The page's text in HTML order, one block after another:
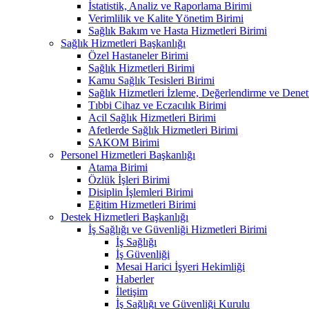
İstatistik, Analiz ve Raporlama Birimi
Verimlilik ve Kalite Yönetim Birimi
Sağlık Bakım ve Hasta Hizmetleri Birimi
Sağlık Hizmetleri Başkanlığı
Özel Hastaneler Birimi
Sağlık Hizmetleri Birimi
Kamu Sağlık Tesisleri Birimi
Sağlık Hizmetleri İzleme, Değerlendirme ve
Tıbbi Cihaz ve Eczacılık Birimi
Acil Sağlık Hizmetleri Birimi
Afetlerde Sağlık Hizmetleri Birimi
SAKOM Birimi
Personel Hizmetleri Başkanlığı
Atama Birimi
Özlük İşleri Birimi
Disiplin İşlemleri Birimi
Eğitim Hizmetleri Birimi
Destek Hizmetleri Başkanlığı
İş Sağlığı ve Güvenliği Hizmetleri Birimi
İş Sağlığı
İş Güvenliği
Mesai Harici İşyeri Hekimliği
Haberler
İletişim
İş Sağlığı ve Güvenliği Kurulu